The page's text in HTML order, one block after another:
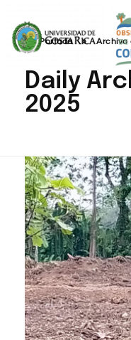
Portada » Archivo
Daily
2025